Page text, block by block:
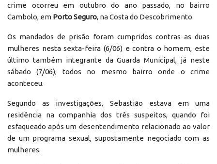
crime ocorreu em outubro do ano passado, no bairro
Cambolo, em Porto Seguro, na Costa do Descobrimento.
Os mandados de prisão foram cumpridos contras as duas
mulheres nesta sexta-feira (6/06) e contra o homem, este
último também integrante da Guarda Municipal, já neste
sábado (7/06), todos no mesmo bairro onde o crime
aconteceu.
Segundo as investigações, Sebastião estava em uma
residência na companhia dos três suspeitos, quando foi
esfaqueado após um desentendimento relacionado ao valor
de um programa sexual, supostamente negociado com as
mulheres.